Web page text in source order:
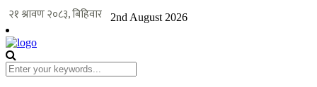
2nd August 2026